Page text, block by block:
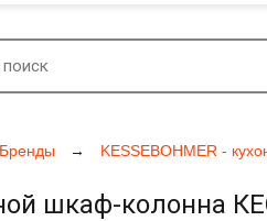
Бренды KESSEBOHMER -
шкаф-колонна